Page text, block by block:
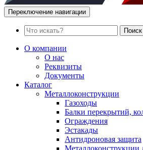
Переключение навигации
Поиск
О компании
О нас
Реквизиты
Документы
Каталог
Металлоконструкции
Газоходы
Балки перекрытий,
Ограждения
Эстакады
Антидроновая защита
Металлоконструкции